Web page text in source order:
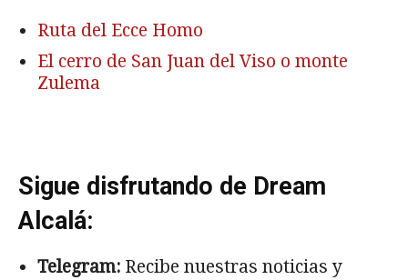
Ruta del Ecce Homo
El cerro de San Juan del Viso o monte
Zulema
Sigue disfrutando de Dream
Alcalá:
Telegram: Recibe nuestras noticias y